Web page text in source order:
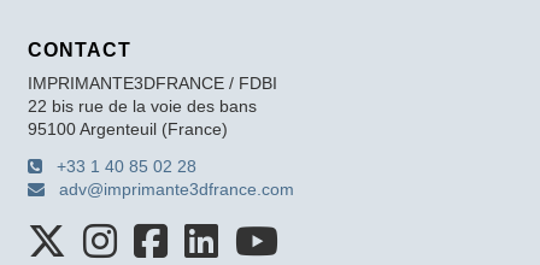
CONTACT
IMPRIMANTE3DFRANCE / FDBI
22 bis rue de la voie des bans
95100 Argenteuil (France)
+33 1 40 85 02 28
adv@imprimante3dfrance.com